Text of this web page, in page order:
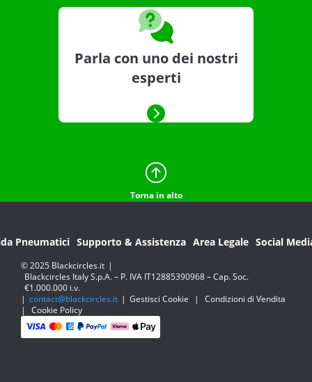
Parla con uno dei nostri
esperti
Torna in alto
Pneumatici Supporto & Assistenza Area Legale Social
© 2025 Blackcircles.it |
Blackcircles Italy S.p.A. – P. IVA IT12885390968 – Cap. Soc.
€1.000.000 i.v.
| contact@blackcircles.it | Gestisci Cookie |
Condizioni di Vendita
|
Cookie Policy